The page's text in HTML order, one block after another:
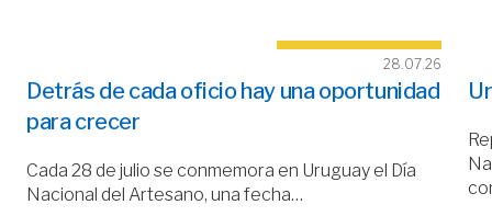
28.07.26
Detrás de cada oficio hay una oportunidad
para crecer
Cada 28 de julio se conmemora en Uruguay el Día
Nacional del Artesano, una fecha…